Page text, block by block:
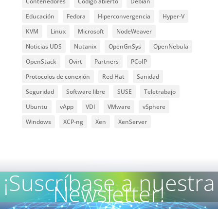
Educación
Fedora Hiperconvergencia
Hyper-V
KVM
Linux Microsoft
NodeWeaver
Noticias UDS
Nutanix OpenGnSys
OpenNebula
OpenStack
Ovirt Partners
PCoIP
Protocolos de conexión
Red Hat
Sanidad
Seguridad
Software libre SUSE
Teletrabajo
Ubuntu
vApp VDI VMware
vSphere
Windows
XCP-ng Xen XenServer
¡Suscríbase a nuestra
Newsletter!